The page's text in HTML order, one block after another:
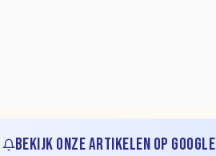
BEKIJK ONZE ARTIKELEN OP GOOGLE